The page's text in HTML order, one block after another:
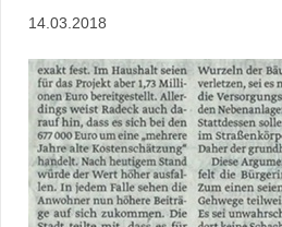
14.03.2018